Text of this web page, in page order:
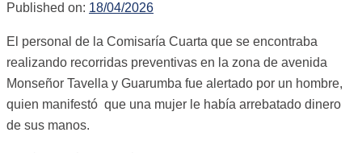
Published on: 18/04/2026
El personal de la Comisaría Cuarta que se encontraba
realizando recorridas preventivas en la zona de avenida
Monseñor Tavella y Guarumba fue alertado por un hombre,
quien manifestó que una mujer le había arrebatado dinero
de sus manos.